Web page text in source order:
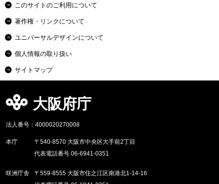
このサイトのご利用について
著作権・リンクについて
ユニバーサルデザインについて
個人情報の取り扱い
サイトマップ
大阪府庁
法人番号：4000020270008
本庁
〒540-8570 大阪市中央区大手前2丁目
代表電話番号 06-6941-0351
咲洲庁舎
〒559-8555 大阪市住之江区南港北1-14-16